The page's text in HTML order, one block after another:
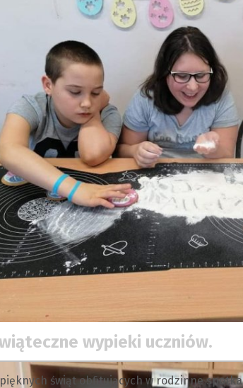
wypieki uczniów.
świąt obfitujących w rodzinne